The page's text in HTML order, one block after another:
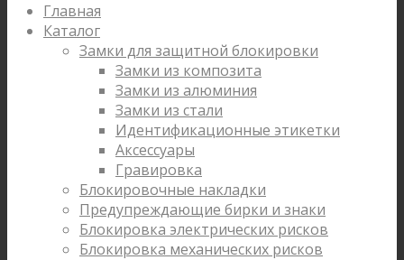
Главная
Каталог
Замки для защитной блокировки
Замки из композита
Замки из алюминия
Замки из стали
Идентификационные этикетки
Аксессуары
Гравировка
Блокировочные накладки
Предупреждающие бирки и знаки
Блокировка электрических рисков
Блокировка механических рисков